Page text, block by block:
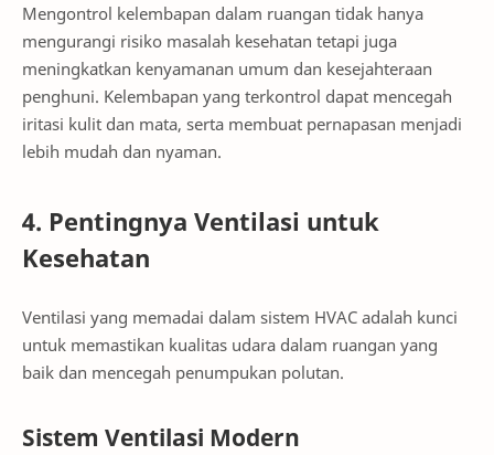
Mengontrol kelembapan dalam ruangan tidak hanya
mengurangi risiko masalah kesehatan tetapi juga
meningkatkan kenyamanan umum dan kesejahteraan
penghuni. Kelembapan yang terkontrol dapat mencegah
iritasi kulit dan mata, serta membuat pernapasan menjadi
lebih mudah dan nyaman.
4. Pentingnya Ventilasi untuk
Kesehatan
Ventilasi yang memadai dalam sistem HVAC adalah kunci
untuk memastikan kualitas udara dalam ruangan yang
baik dan mencegah penumpukan polutan.
Sistem Ventilasi Modern